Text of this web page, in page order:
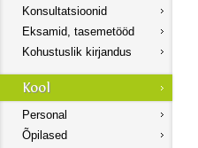
Konsultatsioonid
Eksamid, tasemetööd
Kohustuslik kirjandus
Personal
Õpilased